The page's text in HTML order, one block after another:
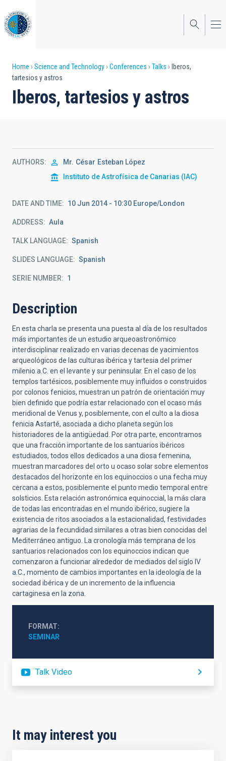
to
main
content
Breadcrumb
Home Science and Technology Conferences Talks
Iberos,
tartesios y astros
Iberos, tartesios y astros
AUTHORS Mr. César Esteban López
Instituto de Astrofísica de Canarias (IAC)
DATE AND TIME 10 Jun 2014 - 10:30 Europe/London
ADDRESS Aula
TALK LANGUAGE Spanish
SLIDES LANGUAGE Spanish
SERIE NUMBER 1
Description
En esta charla se presenta una puesta al día de los resultados
más importantes de un estudio arqueoastronómico
interdisciplinar realizado en varias decenas de yacimientos
arqueológicos de las culturas ibérica y tartesia del primer
milenio a.C. en el levante y sur peninsular. En el caso de los
templos tartésicos, posiblemente muy influidos o construidos
por colonos fenicios, muestran un patrón de orientación muy
bien definido que podría estar relacionado con el ocaso más
meridional de Venus y, posiblemente, con el culto a la diosa
fenicia Astarté, asociada a dicho planeta según los
historiadores de la antigüedad. Por otra parte, encontramos
que una fracción importante de los santuarios ibéricos
estudiados, todos ellos dedicados a una diosa femenina,
muestran marcadores del orto u ocaso solar sobre elementos
destacados del horizonte en los equinoccios o una fecha muy
cercana a estos, posiblemente el punto medio temporal entre
solsticios. Esta relación astronómica equinoccial, la más clara
de todas las encontradas en el mundo ibérico, sugiere la
existencia de ritos asociados a la estacionalidad, festividades
agrarias de la fecundidad similares a otras bien conocidas del
Mediterráneo antiguo. La cronología más temprana de los
santuarios relacionados con los equinoccios indican que
comenzaron a funcionar alrededor de mediados del siglo IV
a.C., momento de cambios importantes en la ideología de la
sociedad ibérica y de un incremento de la influencia
cartaginesa en la zona.
FORMAT
SEMINAR
Talk Video
It may interest you